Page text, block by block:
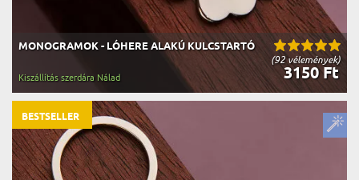
(92 vélemények)
MONOGRAMOK - LÓHERE ALAKÚ KULCSTARTÓ
3150 Ft
Kiszállítás szerdára Nálad
BESTSELLER